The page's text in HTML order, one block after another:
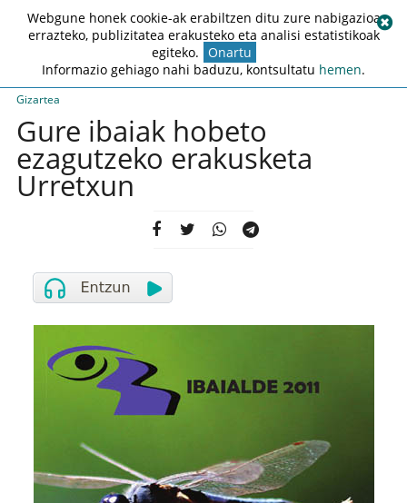
Gizartea
Gure ibaiak hobeto
ezagutzeko erakusketa
Urretxun
Webgune honek cookie-ak erabiltzen ditu zure nabigazioa
errazteko, publizitatea erakusteko eta analisi estatistikoak
egiteko. Onartu
Informazio gehiago nahi baduzu, kontsultatu hemen.